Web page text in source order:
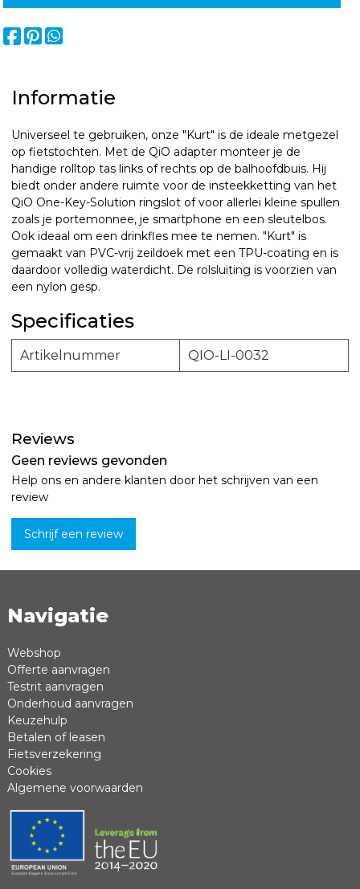
Informatie
Universeel te gebruiken, onze "Kurt" is de ideale metgezel
op fietstochten. Met de QiO adapter monteer je de
handige rolltop tas links of rechts op de balhoofdbuis. Hij
biedt onder andere ruimte voor de insteekketting van het
QiO One-Key-Solution ringslot of voor allerlei kleine spullen
zoals je portemonnee, je smartphone en een sleutelbos.
Ook ideaal om een drinkfles mee te nemen. "Kurt" is
gemaakt van PVC-vrij zeildoek met een TPU-coating en is
daardoor volledig waterdicht. De rolsluiting is voorzien van
een nylon gesp.
Specificaties
Artikelnummer QIO-LI-0032
Reviews
Geen reviews gevonden
Help ons en andere klanten door het schrijven van een
review
Schrijf een review
Naam *
Review *
Positieve punten
Navigatie
Webshop
Offerte aanvragen
Testrit aanvragen
Onderhoud aanvragen
Keuzehulp
Betalen of leasen
Fietsverzekering
Cookies
Algemene voorwaarden